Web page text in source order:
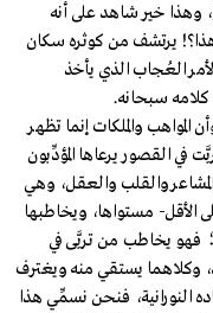
وهذا خير شاهد على أنه
يرتشف من كوثره سكان
العُجاب الذي يأخذ
كلامه سبحانه.
المواهب والملكات إنما تظهر
في القصور يرعاها المؤدِّبون
والقلب والعقل، وهي
مستواها، ويخاطبها
فهو يخاطب من تربَّى في
يستقي منه ويغترف
النورانية، فنحن نسمِّي هذا